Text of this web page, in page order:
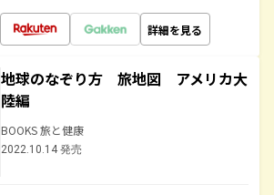
詳細を見る
地球のなぞり方 旅地図 アメリカ大
陸編
BOOKS 旅と健康
2022.10.14 発売